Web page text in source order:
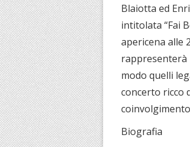
Blaiotta ed
intitolata “Fai
apericena alle
modo quelli
concerto ricco
Biografia